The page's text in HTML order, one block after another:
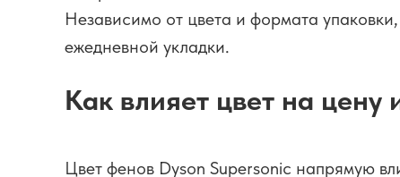
Независимо от цвета и формата
ежедневной укладки.
Как влияет цвет на цену
Цвет фенов Dyson Supersonic напрямую